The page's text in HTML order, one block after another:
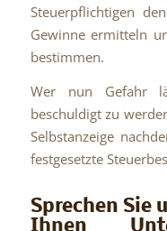
Steuerpflichtigen
Gewinne ermitteln
bestimmen.
Wer nun Gefahr
beschuldigt zu
Selbstanzeige
festgesetzte
Sprechen Sie